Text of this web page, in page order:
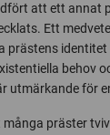
att ett annat
Ett
prästens
behov
utmärkande för
präster